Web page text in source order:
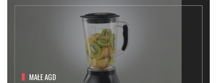
MAŁE AGD